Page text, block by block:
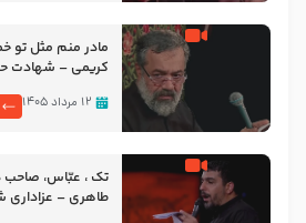
مادر منم مثل تو
کریمی – شهادت
۱۲ مرداد ۱۴۰۵
تک ، عبّاس،
طاهری – عزاداری شب